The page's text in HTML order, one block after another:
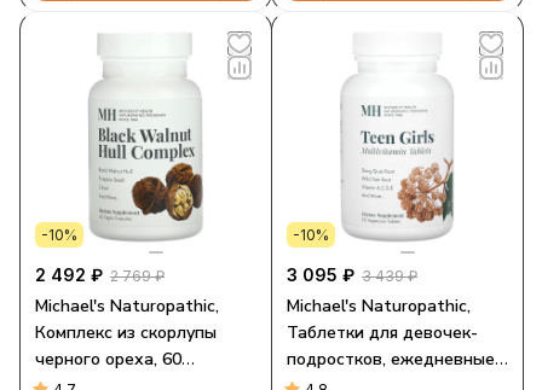
-10%
2 492 ₽ 2 769 ₽
Michael's Naturopathic,
Комплекс из скорлупы
черного ореха, 60
-10%
3 095 ₽ 3 439 ₽
Michael's Naturopathic,
Таблетки для девочек-
подростков, ежедневные